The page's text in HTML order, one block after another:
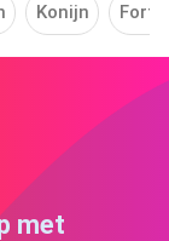
Konijn
met